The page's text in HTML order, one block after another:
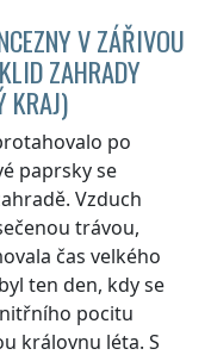
V ZÁŘIVOU
ZAHRADY
KRAJ)
po
paprsky se
Vzduch
trávou,
čas velkého
ten den, kdy se
pocitu
královnu léta. S